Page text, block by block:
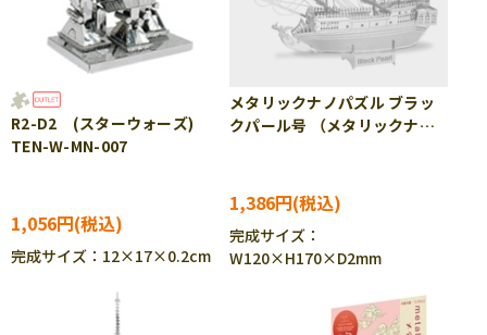
R2-D2 (スターウォーズ)
TEN-W-MN-007
1,056円
完成サイズ：12×17×0.2cm
メタリックナノパズル ブラッ
クパール号 （メタリックナノ
1,386円
完成サイズ：
W120×H170×D2mm